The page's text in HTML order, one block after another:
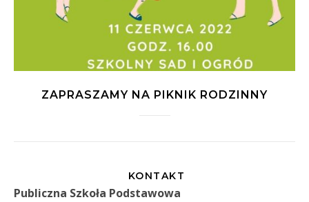
ZAPRASZAMY NA PIKNIK RODZINNY
KONTAKT
Publiczna Szkoła Podstawowa